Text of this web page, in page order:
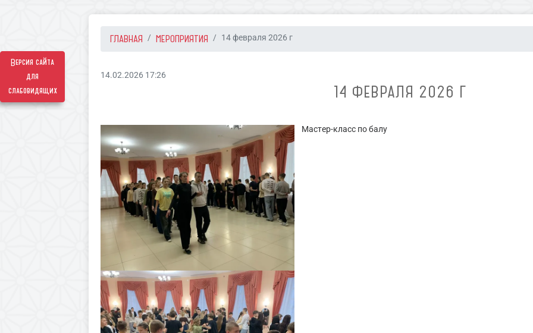
Версия сайта
для
слабовидящих
ГЛАВНАЯ МЕРОПРИЯТИЯ 14 февраля 2026 г
14.02.2026 17:26
14 ФЕВРАЛЯ 2026 Г
Мастер-класс по балу